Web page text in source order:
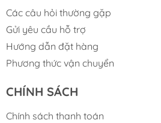
Các câu hỏi thường gặp
Gửi yêu cầu hỗ trợ
Hướng dẫn đặt hàng
Phương thức vận chuyển
CHÍNH SÁCH
Chính sách thanh toán